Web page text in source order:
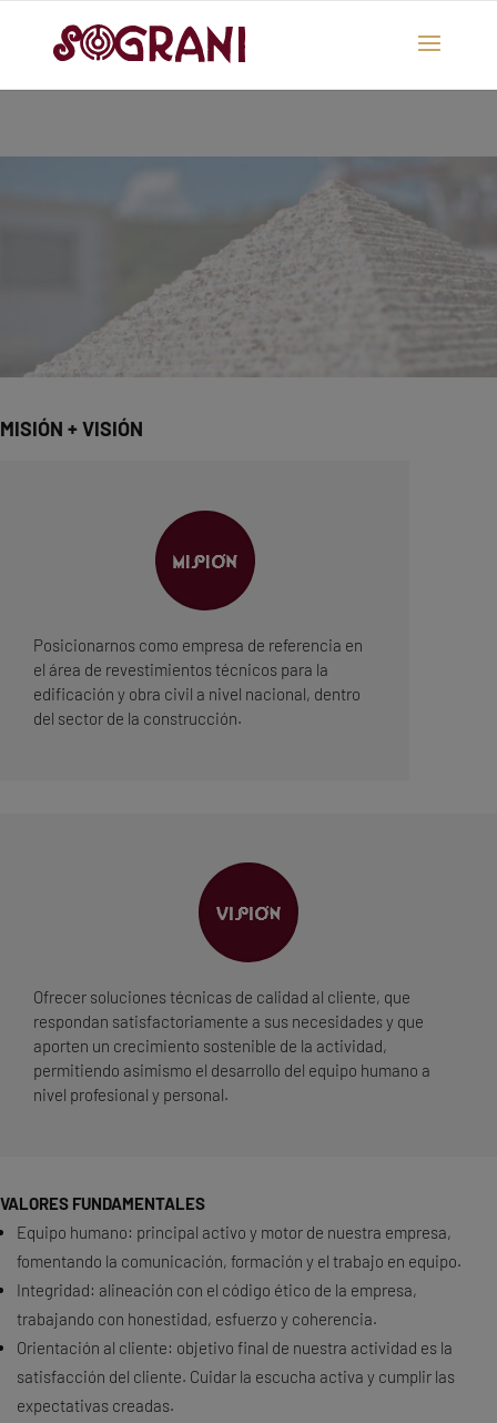
MISIÓN + VISIÓN
Posicionarnos como empresa de referencia en
el área de revestimientos técnicos para la
edificación y obra civil a nivel nacional, dentro
del sector de la construcción.
Ofrecer soluciones técnicas de calidad al cliente, que
respondan satisfactoriamente a sus necesidades y que
aporten un crecimiento sostenible de la actividad,
permitiendo asimismo el desarrollo del equipo humano a
nivel profesional y personal.
VALORES FUNDAMENTALES
Equipo humano: principal activo y motor de nuestra empresa,
fomentando la comunicación, formación y el trabajo en equipo.
Integridad: alineación con el código ético de la empresa,
trabajando con honestidad, esfuerzo y coherencia.
Orientación al cliente: objetivo final de nuestra actividad es la
satisfacción del cliente. Cuidar la escucha activa y cumplir las
expectativas creadas.